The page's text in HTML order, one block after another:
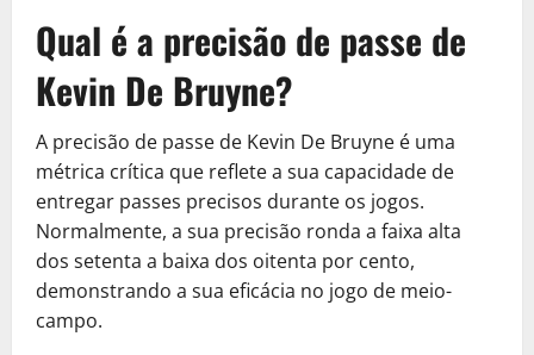
Qual é a precisão de passe de
Kevin De Bruyne?
A precisão de passe de Kevin De Bruyne é uma
métrica crítica que reflete a sua capacidade de
entregar passes precisos durante os jogos.
Normalmente, a sua precisão ronda a faixa alta
dos setenta a baixa dos oitenta por cento,
demonstrando a sua eficácia no jogo de meio-
campo.